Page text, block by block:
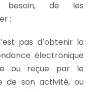
de les
;
pas d’obtenir la
électronique
ou reçue par le
de son activité, ou